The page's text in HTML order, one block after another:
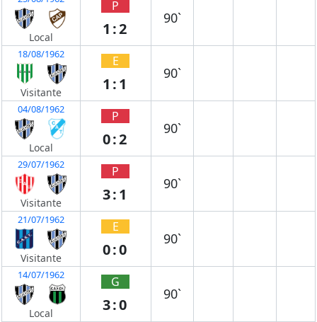
Local
P
1:2
90`
18/08/1962
Visitante
E
1:1
90`
04/08/1962
Local
P
0:2
90`
29/07/1962
Visitante
P
3:1
90`
21/07/1962
Visitante
E
0:0
90`
14/07/1962
Local
G
3:0
90`